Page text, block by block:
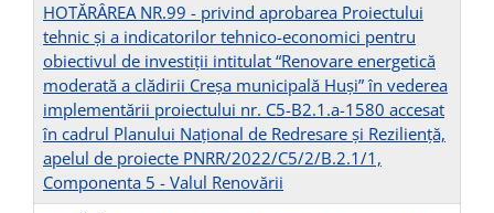
HOTĂRÂREA NR.99 - privind aprobarea Proiectului
tehnic şi a indicatorilor tehnico-economici pentru
obiectivul de investiţii intitulat “Renovare energetică
moderată a clădirii Creşa municipală Huşi” în vederea
implementării proiectului nr. C5-B2.1.a-1580 accesat
în cadrul Planului Național de Redresare și Reziliență,
apelul de proiecte PNRR/2022/C5/2/B.2.1/1,
Componenta 5 - Valul Renovării